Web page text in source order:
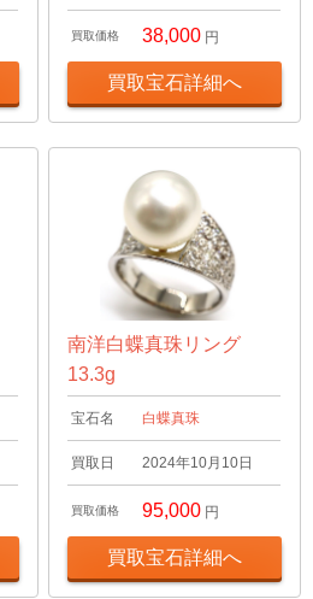
買取価格 38,000 円
買取宝石詳細へ
南洋白蝶真珠リング
13.3g
宝石名 白蝶真珠
買取日 2024年10月10日
買取価格 95,000 円
買取宝石詳細へ